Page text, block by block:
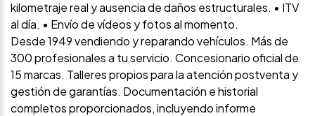
kilometraje real y ausencia de daños estructurales. • ITV
al día. • Envío de vídeos y fotos al momento.
Desde 1949 vendiendo y reparando vehículos. Más de
300 profesionales a tu servicio. Concesionario oficial de
15 marcas. Talleres propios para la atención postventa y
gestión de garantías. Documentación e historial
completos proporcionados, incluyendo informe